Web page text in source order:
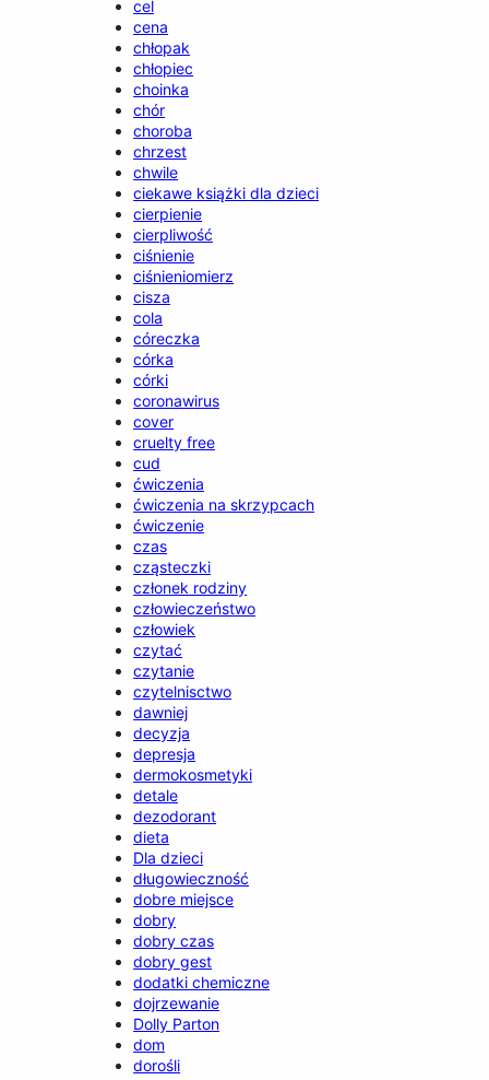
cel
cena
chłopak
chłopiec
choinka
chór
choroba
chrzest
chwile
ciekawe książki dla dzieci
cierpienie
cierpliwość
ciśnienie
ciśnieniomierz
cisza
cola
córeczka
córka
córki
coronawirus
cover
cruelty free
cud
ćwiczenia
ćwiczenia na skrzypcach
ćwiczenie
czas
cząsteczki
członek rodziny
człowieczeństwo
człowiek
czytać
czytanie
czytelnisctwo
dawniej
decyzja
depresja
dermokosmetyki
detale
dezodorant
dieta
Dla dzieci
długowieczność
dobre miejsce
dobry
dobry czas
dobry gest
dodatki chemiczne
dojrzewanie
Dolly Parton
dom
dorośli